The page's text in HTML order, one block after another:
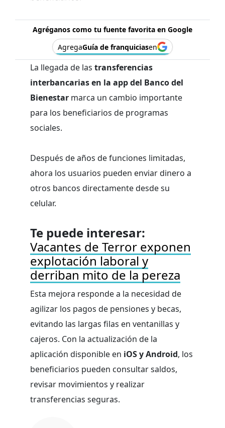
Agréganos como tu fuente favorita en Google
AgregaGuía de franquiciasen
La llegada de las transferencias
interbancarias en la app del Banco del
Bienestar marca un cambio importante
para los beneficiarios de programas
sociales.
Después de años de funciones limitadas,
ahora los usuarios pueden enviar dinero a
otros bancos directamente desde su
celular.
Te puede interesar:
Vacantes de Terror exponen
explotación laboral y
derriban mito de la pereza
Esta mejora responde a la necesidad de
agilizar los pagos de pensiones y becas,
evitando las largas filas en ventanillas y
cajeros. Con la actualización de la
aplicación disponible en iOS y Android, los
beneficiarios pueden consultar saldos,
revisar movimientos y realizar
transferencias seguras.